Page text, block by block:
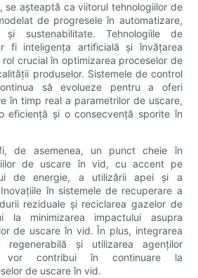
se așteaptă ca viitorul tehnologiilor de
de progresele în automatizare,
și sustenabilitate. Tehnologiile de
fi inteligența artificială și învățarea
crucial în optimizarea proceselor de
produselor. Sistemele de control
să evolueze pentru a oferi
în timp real a parametrilor de uscare,
eficiență și o consecvență sporite în
de asemenea, un punct cheie în
de uscare în vid, cu accent pe
de energie, a utilizării apei și a
în sistemele de recuperare a
reziduale și reciclarea gazelor de
la minimizarea impactului asupra
de uscare în vid. În plus, integrarea
regenerabilă și utilizarea agenților
vor contribui în continuare la
de uscare în vid.